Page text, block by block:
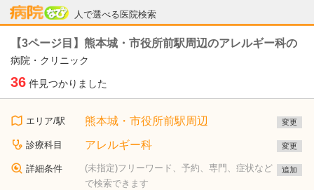
人で選べる医院検索
病院なび
【3ページ目】熊本城・市役所前駅周辺のアレルギー科の
病院・クリニック
36 件見つかりました
エリア/駅 熊本城・市役所前駅周辺 変更
診療科目 アレルギー科 変更
詳細条件
(未指定)フリーワード、予約、専門、症状など
で検索できます
追加